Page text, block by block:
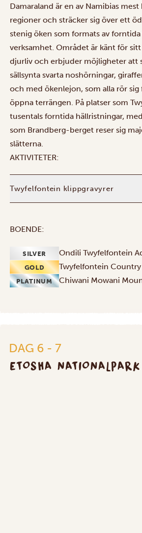
Damaraland är en av Namibias mest
regioner och sträcker sig över ett
stenig öken som formats av forntida
verksamhet. Området är känt för
djurliv och erbjuder möjligheter att
sällsynta svarta noshörningar,
och med ökenlejon, som alla rör
öppna terrängen. På platser som
tusentals forntida hällristningar,
som Brandberg-berget reser sig
slätterna.
AKTIVITETER:
Twyfelfontein klippgravyrer
BOENDE:
SILVER Ondili Twyfelfontein
GOLD Twyfelfontein Country
PLATINUM Chiwani Mowani
DAG 6 - 7
ETOSHA NATIONALPARK
nationalpark